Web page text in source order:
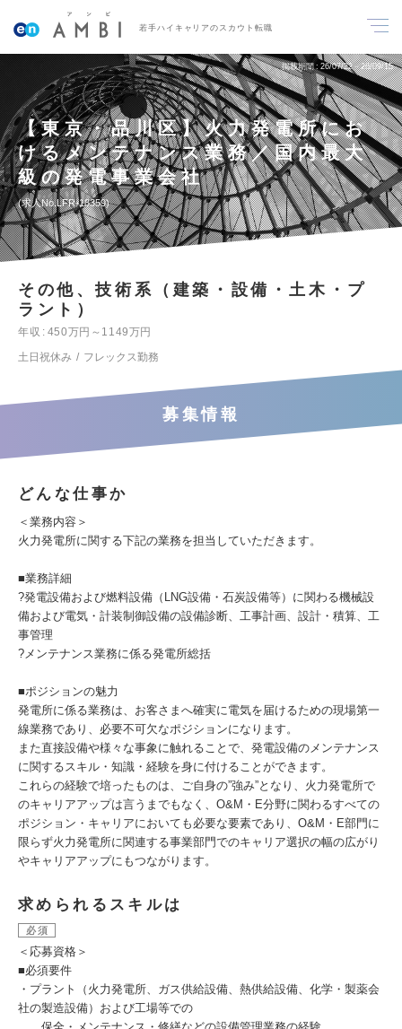
若手ハイキャリアのスカウト転職
掲載期間 26/07/22～26/09/15
【東京・品川区】火力発電所にお
けるメンテナンス業務／国内最大
級の発電事業会社
求人No.LFR-18359
その他、技術系（建築・設備・土木・プ
ラント）
年収
450万円～1149万円
土日祝休み
フレックス勤務
募集情報
どんな仕事か
＜業務内容＞
火力発電所に関する下記の業務を担当していただきます。
■業務詳細
?発電設備および燃料設備（LNG設備・石炭設備等）に関わる機械設
備および電気・計装制御設備の設備診断、工事計画、設計・積算、工
事管理
?メンテナンス業務に係る発電所総括
■ポジションの魅力
発電所に係る業務は、お客さまへ確実に電気を届けるための現場第一
線業務であり、必要不可欠なポジションになります。
また直接設備や様々な事象に触れることで、発電設備のメンテナンス
に関するスキル・知識・経験を身に付けることができます。
これらの経験で培ったものは、ご自身の”強み”となり、火力発電所で
のキャリアアップは言うまでもなく、O&M・E分野に関わるすべての
ポジション・キャリアにおいても必要な要素であり、O&M・E部門に
限らず火力発電所に関連する事業部門でのキャリア選択の幅の広がり
やキャリアアップにもつながります。
求められるスキルは
必須
＜応募資格＞
■必須要件
・プラント（火力発電所、ガス供給設備、熱供給設備、化学・製薬会
社の製造設備）および工場等での